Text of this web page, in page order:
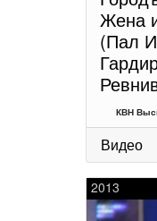
Жена
(Пал
КВН
Видео
2013